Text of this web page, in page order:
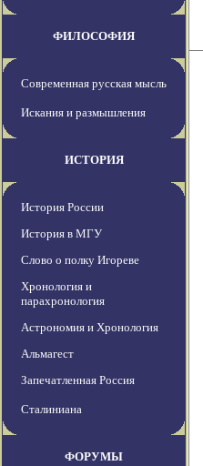
ФИЛОСОФИЯ
Современная русская мысль
Искания и размышления
ИСТОРИЯ
История России
История в МГУ
Слово о полку Игореве
Хронология и
парахронология
Астрономия и Хронология
Альмагест
Запечатленная Россия
Сталиниана
ФОРУМЫ